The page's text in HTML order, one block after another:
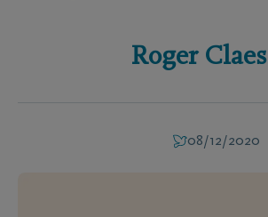
Roger Claes
08/12/2020